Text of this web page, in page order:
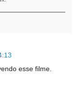
esse filme.